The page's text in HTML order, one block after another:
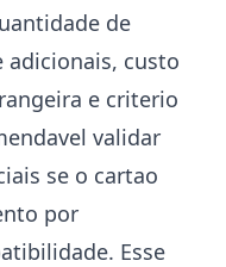
de
adicionais, custo
e criterio
validar
se o cartao
por
Esse